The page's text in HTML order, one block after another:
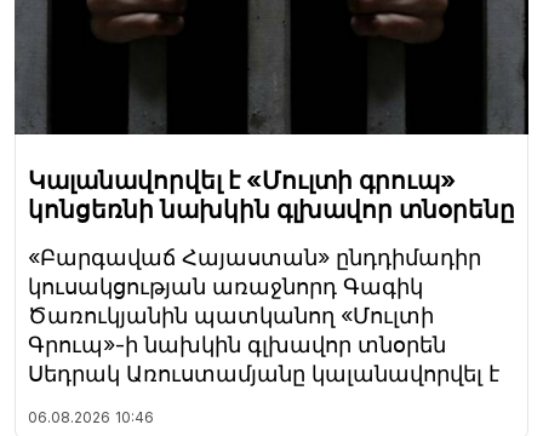
Կալանավորվել է «Մուլտի գրուպ»
կոնցեռնի նախկին գլխավոր տնօրենը
«Բարգավաճ Հայաստան» ընդդիմադիր
կուսակցության առաջնորդ Գագիկ
Ծառուկյանին պատկանող «Մուլտի
Գրուպ»-ի նախկին գլխավոր տնօրեն
Սեդրակ Առուստամյանը կալանավորվել է
06.08.2026 10:46